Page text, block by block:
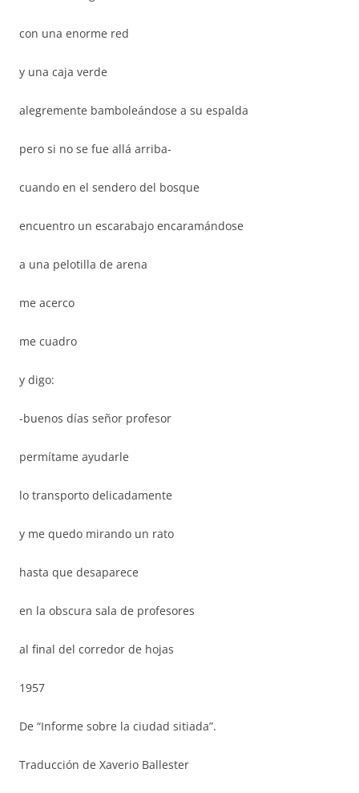
con una enorme red
y una caja verde
alegremente bamboleándose a su espalda
pero si no se fue allá arriba-
cuando en el sendero del bosque
encuentro un escarabajo encaramándose
a una pelotilla de arena
me acerco
me cuadro
y digo:
-buenos días señor profesor
permítame ayudarle
lo transporto delicadamente
y me quedo mirando un rato
hasta que desaparece
en la obscura sala de profesores
al final del corredor de hojas
1957
De “Informe sobre la ciudad sitiada”.
Traducción de Xaverio Ballester